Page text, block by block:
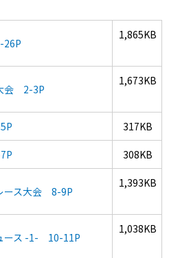
1,865KB
会 2-3P
1,673KB
317KB
308KB
ース大会 8-9P
1,393KB
ース -1- 10-11P
1,038KB